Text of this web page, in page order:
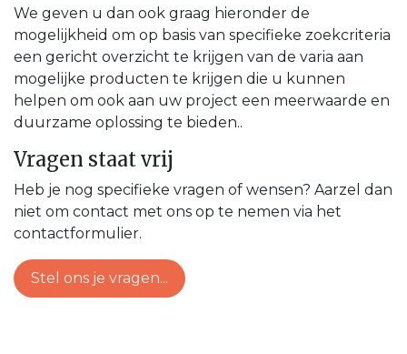
We geven u dan ook graag hieronder de
mogelijkheid om op basis van specifieke zoekcriteria
een gericht overzicht te krijgen van de varia aan
mogelijke producten te krijgen die u kunnen
helpen om ook aan uw project een meerwaarde en
duurzame oplossing te bieden..
Vragen staat vrij
Heb je nog specifieke vragen of wensen? Aarzel dan
niet om contact met ons op te nemen via het
contactformulier.
Stel ons je vragen...